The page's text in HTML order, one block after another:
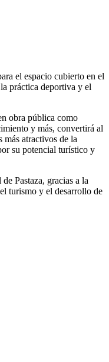
el espacio cubierto en el
práctica deportiva y el
obra pública como
y más, convertirá al
más atractivos de la
su potencial turístico y
Pastaza, gracias a la
turismo y el desarrollo de